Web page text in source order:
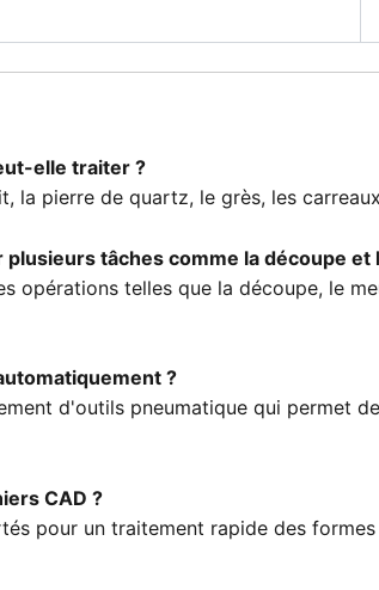
elle traiter ?
la pierre de quartz, le grès, les
tâches comme la découpe et
opérations telles que la découpe, le
?
d'outils pneumatique qui permet
CAD ?
pour un traitement rapide des